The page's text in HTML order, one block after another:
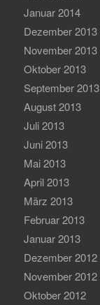
Januar 2014
Dezember 2013
November 2013
Oktober 2013
September 2013
August 2013
Juli 2013
Juni 2013
Mai 2013
April 2013
März 2013
Februar 2013
Januar 2013
Dezember 2012
November 2012
Oktober 2012